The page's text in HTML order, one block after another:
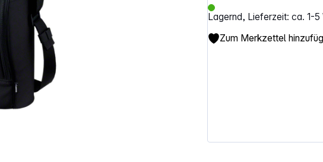
Lagernd, Lieferzeit: ca. 1-5
Zum Merkzettel